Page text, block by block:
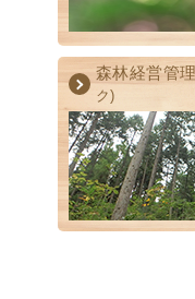
森林経営管
ク)